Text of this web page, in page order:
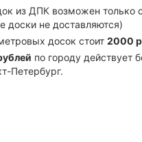
из ДПК возможен только
доски не доставляются)
досок стоит 2000
по городу действует
Петербург.